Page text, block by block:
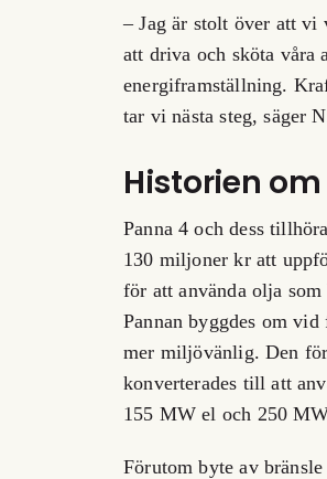
– Jag är stolt över att vi
att driva och sköta våra
energiframställning.
tar vi nästa steg, säger
Historien
Panna 4 och dess
130 miljoner kr att
för att använda olja
Pannan byggdes om
mer miljövänlig. Den
konverterades till att
155 MW el och 250
Förutom byte av